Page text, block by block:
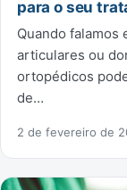
para o seu
Quando falamos
articulares ou
ortopédicos
de…
2 de fevereiro de